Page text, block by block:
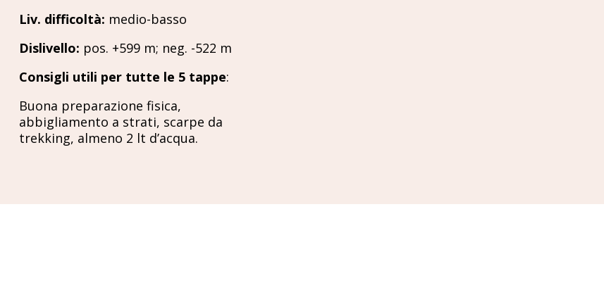
Liv. difficoltà: medio-basso
Dislivello: pos. +599 m; neg. -522 m
Consigli utili per tutte le 5 tappe:
Buona preparazione fisica,
abbigliamento a strati, scarpe da
trekking, almeno 2 lt d’acqua.